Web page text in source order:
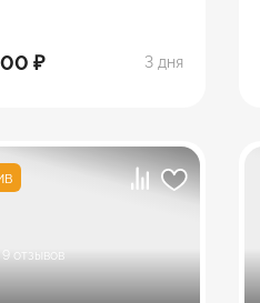
₽ 3 дня
отзывов